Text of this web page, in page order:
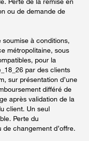
ou de demande de
soumise à conditions,
métropolitaine, sous
pour la
par des clients
sur présentation d’une
différé de
après validation de la
client. Un seul
Perte du
changement d’offre.